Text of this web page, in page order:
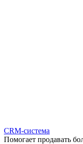
CRM-система
Помогает продавать